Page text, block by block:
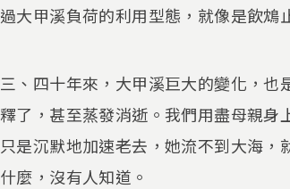
過大甲溪負荷的利用型態，就像是飲鴆
三、四十年來，大甲溪巨大的變化，
釋了，甚至蒸發消逝。我們用盡母親身
只是沉默地加速老去，她流不到大海
什麼，沒有人知道。